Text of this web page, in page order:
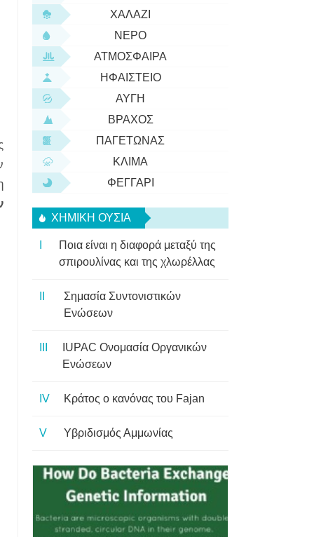
ΧΑΛΆΖΙ
ΝΕΡΌ
ΑΤΜΌΣΦΑΙΡΑ
ΗΦΑΊΣΤΕΙΟ
ΑΥΓΉ
ΒΡΆΧΟΣ
ΠΑΓΕΤΏΝΑΣ
ΚΛΊΜΑ
ΦΕΓΓΆΡΙ
ΧΗΜΙΚΉ ΟΥΣΊΑ
Ποια είναι η διαφορά μεταξύ της
σπιρουλίνας και της χλωρέλλας
Σημασία Συντονιστικών
Ενώσεων
IUPAC Ονομασία Οργανικών
Ενώσεων
Κράτος ο κανόνας του Fajan
Υβριδισμός Αμμωνίας